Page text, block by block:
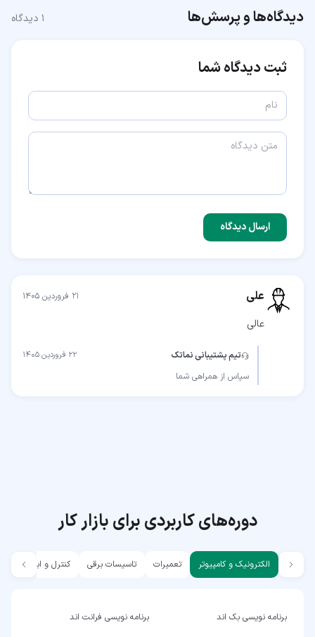
دیدگاه‌ها و پرسش‌ها ۱ دیدگاه
ثبت دیدگاه شما
ارسال دیدگاه
علی ۲۱ فروردین ۱۴۰۵
عالی
تیم پشتیبانی نماتک ۲۲ فروردین ۱۴۰۵
سپاس از همراهی شما
دوره‌های کاربردی برای بازار کار
الکترونیک و کامپیوتر تعمیرات تاسیسات برقی کنترل و ابزار دقیق
برنامه نویسی بک اند برنامه نویسی فرانت اند